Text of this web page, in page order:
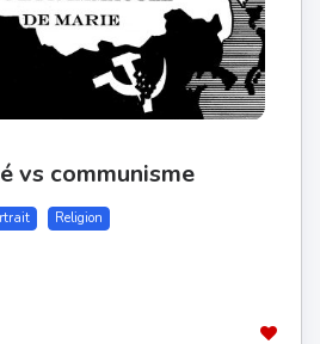
vs communisme
Religion